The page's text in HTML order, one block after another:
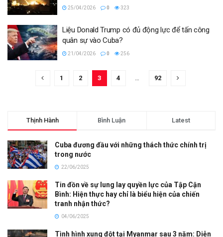
25/04/2026 0 323
Liệu Donald Trump có đủ động lực để tấn công
quân sự vào Cuba?
21/04/2026 0 256
1 2 3 4 … 92
Thịnh Hành Bình Luận Latest
Cuba đương đầu với những thách thức chính trị
trong nước
22/06/2025
Tin đồn về sự lung lay quyền lực của Tập Cận
Bình: Hiện thực hay chỉ là biểu hiện của chiến
tranh nhận thức?
04/06/2025
Tình hình xung đột tại Myanmar sau 3 năm: Diễn